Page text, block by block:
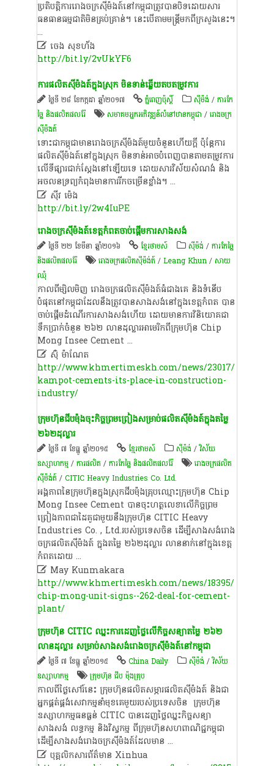
ប្រតិបត្តិការ​រោងចក្រ​ស៊ីម៉ងត៍​នៅ​កម្ពុជា​ត្រូវ​បាន​បិទ​ដោយសារ​
ធនធាន​ធម្មជាតិ​មិន​គ្រប់គ្រាន់​។ នេះ​បើ​តាម​មន្ដ្រី​មកពី​ក្រសួង​នេះ​។
...
ចេង សុខហ័ង
http://bit.ly/2vUkYF6
ការ​ផលិត​ស៊ីម៉ងត៍​ក្នុង​ស្រុក ​មិន​ទាន់​ឆ្លើយ​តប​តម្រូវ​ការ
ថ្ងៃទី ២៨ ខែកក្កដា ឆ្នាំ២០១៧ ភ្នំពេញប៉ុស្តិ៍ ​ស៊ីម៉ង់​ /ការកែ
ច្នៃ និងផលិតផលរ៉ែ
សមាគម​អ្នក​អភិវឌ្ឍន៍​លំនៅឋាន​កម្ពុជា /រោងចក្រ​
ស៊ីម៉ងត៍​
ទោះជា​កម្ពុជា​មាន​រោងចក្រ​ស៊ីម៉ងត៍​មួយ​ចំនួន​ហើយ​ក្តី ប៉ុន្តែ​ការ​
ផលិត​ស៊ីម៉ងត៍​នៅ​ក្នុង​ស្រុក មិន​ទាន់​អាច​បំពេញ​បាន​តាម​តម្រូវការ​
លើ​ទីផ្សារ​ជាក់​ស្តែង​នៅ​ឡើយ​ទេ ដោយ​សារ​វិស័យ​សំណង់ និង​
អចលនទ្រព្យ​កំពុង​មាន​ការ​រីកចម្រើន​ខ្លាំង​។ ...
ស៊ីវ ម៉េង
http://bit.ly/2w4IuPE
រោងចក្រស៊ីម៉ងត៍ខេត្តកំពតចាប់ផ្តើមការសាងសង់
ថ្ងៃទី ២២ ខែមីនា ឆ្នាំ២០១៦ ខ្មែរថាមស៍ ​ស៊ីម៉ង់​ /ការកែច្នៃ
និងផលិតផលរ៉ែ
រោងចក្រផលិតស៊ីម៉ង់ត៍/Leang Khun/សាយ
ឈុំ
កាលពី​ម្សិលមិញ​ ​រោងចក្រ​ផលិត​ស៊ីម៉ងត៍​ធំ​ជាងគេ​ និង​ទំនើប​
បំផុត​នៅ​កម្ពុជា​ដែល​នឹង​ត្រូវ​បាន​សាងសង់​នៅ​ក្នុង​ខេត្តកំពត​ បាន​
ចាប់ផ្តើម​ដំណើរការ​សាងសង់​ហើយ​ ដោយ​មានការ​វិនិយោគ​ជា​
ទឹកប្រាក់​ចំនួន​ ២៦២​ លាន​ដុល្លារ​អា​មេ​រិ​ក​ពី​ក្រុមហ៊ុន​ Chip​
Mong​ Insee​ Cement ...
ស៊ុំ ម៉ាណែត
http://www.khmertimeskh.com/news/23017/
kampot-cements-its-place-in-construction-
industry/
ក្រុមហ៊ុន​ជីប​ម៉ុង​ចុះ​កិច្ចព្រមព្រៀង​សម្រាប់​ផលិត​ស៊ីម៉ងត៍​ក្នុង​តម្លៃ​
២៦២​ដុល្លារ​
ថ្ងៃទី ៧ ខែធ្នូ ឆ្នាំ២០១៥ ខ្មែរថាមស៍ ​ស៊ីម៉ង់​ /វិស័យ
ឧស្សាហកម្ម/ការផលិត​/ការកែច្នៃ និងផលិតផលរ៉ែ
រោងចក្រផលិត
ស៊ីម៉ង់ត៍/CITIC Heavy Industries Co. Ltd.
អង្គភាព​នៃ​ក្រុមហ៊ុន​ក្នុងស្រុក​ជីប​ម៉ុង​គ្រុប​ឈ្មោះ​ក្រុមហ៊ុន​ Chip​
Mong​ Insee​ Cement បាន​ចុះហត្ថលេខា​លើ​កិច្ចព្រម
ព្រៀង​ភាព​ជា​ដៃគូ​ជាមួយនឹង​ក្រុមហ៊ុន​ CITIC​ Heavy​
Industries​ Co.​ ,​ Ltd.​របស់​ប្រទេស​ចិន​ ដើម្បី​សាងសង់​រោង
ចក្រ​ផលិត​ស៊ីម៉ងត៍​ ក្នុង​តម្លៃ​ ២៦២​ដុល្លារ​ លាន​នាក់​នៅ​ក្នុង​ខេត្ត
កំពត​ដោយ ...
May Kunmakara
http://www.khmertimeskh.com/news/18395/
chip-mong-unit-signs--262-deal-for-cement-
plant/
ក្រុមហ៊ុន​​ CITIC​ ឈ្នះ​ការ​ដេញថ្លៃ​លើ​កិច្ចសន្យា​តម្លៃ​ ២៦២​
លាន​ដុល្លារ​ សម្រាប់​សាងសង់​រោងចក្រ​ស៊ីម៉ងត៍​នៅ​កម្ពុជា​
ថ្ងៃទី ៧ ខែធ្នូ ឆ្នាំ២០១៥ China Daily ​ស៊ីម៉ង់​ /វិស័យ
ឧស្សាហកម្ម
ក្រុមហ៊ុន ជីប ម៉ុង​គ្រុប
កាលពី​ថ្ងៃ​សៅរ៍​នេះ​ ក្រុមហ៊ុន​ផលិត​សម្ភារ​ផលិត​ស៊ីម៉ងត៍​ និង​ជា​
អ្នក​ផ្គត់ផ្គង់​សេវាកម្ម​នាំមុខ​គេ​មួយ​របស់​ប្រទេស​ចិន​ ​ក្រុមហ៊ុន​
ឧស្សាហកម្ម​ធន​ធ្ងន់​ CITIC​ បាន​ដេញថ្លៃ​ឈ្នះ​កិច្ចសន្យា​
សាងសង់​ លទ្ធកម្ម​ និង​វិស្វកម្ម​ ពី​ក្រុមហ៊ុន​សហ​ពាណិជ្ជ​កម្ពុជា​
ដើម្បី​សាងសង់​រោងចក្រ​ស៊ីម៉ងត៍​ដែល​មាន ...
បុគ្គលិកសារព័ត៌មាន Xinhua